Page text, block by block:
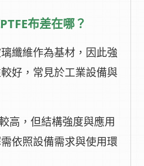
布差在哪？
纖維作為基材，因此強
好，常見於工業設備與
高，但結構強度與應用
依照設備需求與使用環